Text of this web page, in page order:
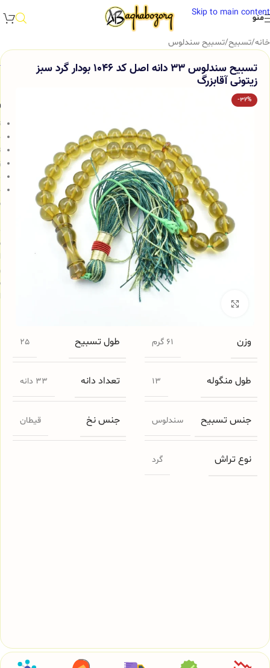
Skip to main content
منو
خانه/تسبیح/تسبیح سندلوس
تسبیح سندلوس 33 دانه اصل کد 1046 بودار گرد سبز
زیتونی آقابزرگ
-32%
برای بزرگنمایی کلیک کنید
وزن 61 گرم طول تسبیح 25
طول منگوله 13 تعداد دانه 33 دانه
جنس تسبیح سندلوس جنس نخ قیطان
نوع تراش گرد